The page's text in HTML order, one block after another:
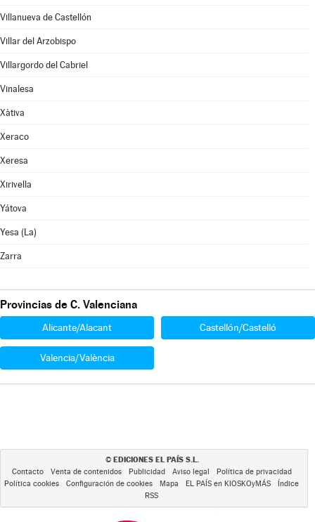
Villanueva de Castellón
Villar del Arzobispo
Villargordo del Cabriel
Vinalesa
Xàtiva
Xeraco
Xeresa
Xirivella
Yátova
Yesa (La)
Zarra
Provincias de C. Valenciana
Alicante/Alacant Castellón/Castelló
Valencia/València
© EDICIONES EL PAÍS S.L.
Contacto Venta de contenidos Publicidad Aviso legal
Política de privacidad
Política cookies
Configuración de cookies Mapa EL PAÍS en KIOSKOyMÁS
Índice
RSS